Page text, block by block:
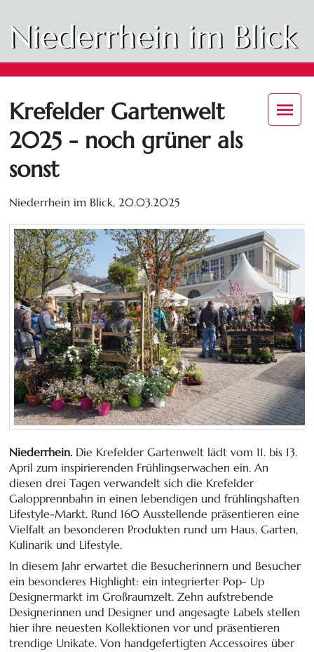
Niederrhein im Blick
Krefelder Gartenwelt
2025 - noch grüner als
sonst
Niederrhein im Blick,20.03.2025
Niederrhein. Die Krefelder Gartenwelt lädt vom 11. bis 13.
April zum inspirierenden Frühlingserwachen ein. An
diesen drei Tagen verwandelt sich die Krefelder
Galopprennbahn in einen lebendigen und frühlingshaften
Lifestyle-Markt. Rund 160 Ausstellende präsentieren eine
Vielfalt an besonderen Produkten rund um Haus, Garten,
Kulinarik und Lifestyle.
In diesem Jahr erwartet die Besucherinnern und Besucher
ein besonderes Highlight: ein integrierter Pop- Up
Designermarkt im Großraumzelt. Zehn aufstrebende
Designerinnen und Designer und angesagte Labels stellen
hier ihre neuesten Kollektionen vor und präsentieren
trendige Unikate. Von handgefertigten Accessoires über